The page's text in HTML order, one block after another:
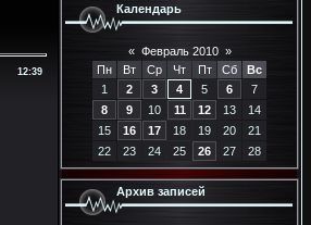
12:39
Календарь
« Февраль 2010 »
Пн
Вт Ср Чт Пт Сб
Вс
1
2 3 4 5 6
7
8
9 10 11 12 13
14
15
16 17 18 19 20
21
22
23 24 25 26 27 28
Архив записей